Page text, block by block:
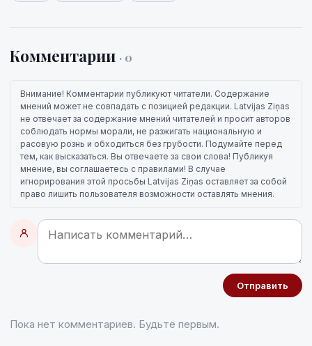
Комментарии · 0
Внимание! Комментарии публикуют читатели. Содержание
мнений может не совпадать с позицией редакции. Latvijas Ziņas
не отвечает за содержание мнений читателей и просит авторов
соблюдать нормы морали, не разжигать национальную и
расовую рознь и обходиться без грубости. Подумайте перед
тем, как высказаться. Вы отвечаете за свои слова! Публикуя
мнение, вы соглашаетесь с правилами! В случае
игнорирования этой просьбы Latvijas Ziņas оставляет за собой
право лишить пользователя возможности оставлять мнения.
Отправить
Пока нет комментариев. Будьте первым.